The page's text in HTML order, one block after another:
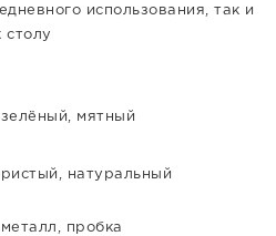
использования, так и
столу
мятный
натуральный
пробка